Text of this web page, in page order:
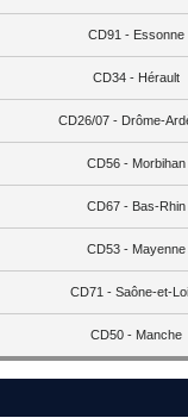
CD91 - Essonne
CD34 - Hérault
CD26/07 - Drôme-
CD56 - Morbihan
CD67 - Bas-Rhin
CD53 - Mayenne
CD71 - Saône-et-
CD50 - Manche